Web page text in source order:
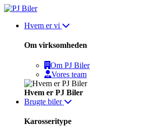
Skip
contentHvem er vi
Om virksomheden
Om PJ Biler
Vores team
Hvem er PJ Biler
Brugte biler
Karosseritype